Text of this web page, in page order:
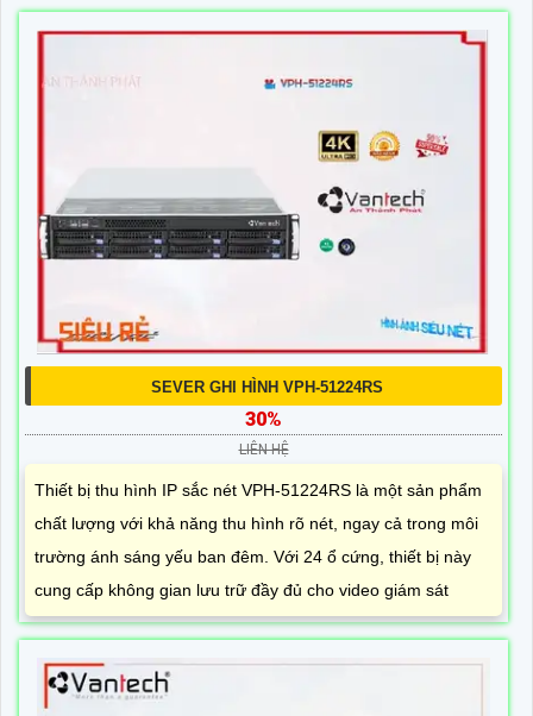
SEVER GHI HÌNH VPH-51224RS
30%
LIÊN HỆ
Thiết bị thu hình IP sắc nét VPH-51224RS là một sản phẩm
chất lượng với khả năng thu hình rõ nét, ngay cả trong môi
trường ánh sáng yếu ban đêm. Với 24 ổ cứng, thiết bị này
cung cấp không gian lưu trữ đầy đủ cho video giám sát